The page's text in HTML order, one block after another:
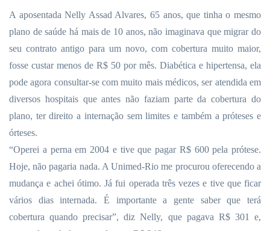
A aposentada Nelly Assad Alvares, 65 anos, que tinha o mesmo
plano de saúde há mais de 10 anos, não imaginava que migrar do
seu contrato antigo para um novo, com cobertura muito maior,
fosse custar menos de R$ 50 por mês. Diabética e hipertensa, ela
pode agora consultar-se com muito mais médicos, ser atendida em
diversos hospitais que antes não faziam parte da cobertura do
plano, ter direito a internação sem limites e também a próteses e
órteses.
“Operei a perna em 2004 e tive que pagar R$ 600 pela prótese.
Hoje, não pagaria nada. A Unimed-Rio me procurou oferecendo a
mudança e achei ótimo. Já fui operada três vezes e tive que ficar
vários dias internada. É importante a gente saber que terá
cobertura quando precisar”, diz Nelly, que pagava R$ 301 e,